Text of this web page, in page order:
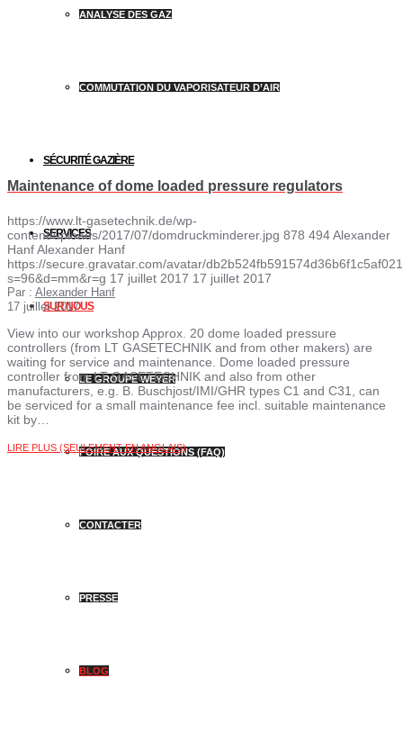
ANALYSE DES GAZ
COMMUTATION DU VAPORISATEUR D’AIR
SÉCURITÉ GAZIÈRE
SERVICES
SUR NOUS
LE GROUPE WEYER
FOIRE AUX QUESTIONS (FAQ)
CONTACTER
PRESSE
BLOG
Maintenance of dome loaded pressure regulators
https://www.lt-gasetechnik.de/wp-
content/uploads/2017/07/domdruckminderer.jpg 878 494Alexander
HanfAlexander Hanf
https://secure.gravatar.com/avatar/
s=96&d=mm&r=g 17 juillet 2017 17 juillet 2017
Par : Alexander Hanf
17 juillet 2017
View into our workshop Approx. 20 dome loaded pressure
controllers (from LT GASETECHNIK and from other makers) are
waiting for service and maintenance. Dome loaded pressure
controller from LT GASETECHNIK and also from other
manufacturers, e.g. B. Buschjost/IMI/GHR types C1 and C31, can
be serviced for a small maintenance fee incl. suitable maintenance
kit by…
LIRE PLUS (SEULEMENT EN ANGLAIS)